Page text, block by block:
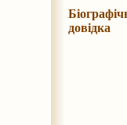
довідка